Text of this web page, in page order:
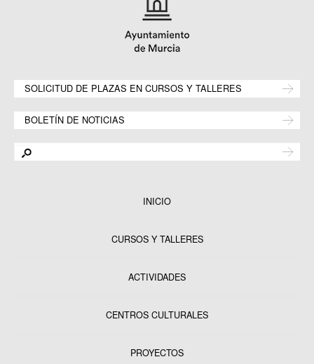
SOLICITUD DE PLAZAS EN CURSOS Y TALLERES
BOLETÍN DE NOTICIAS
INICIO
CURSOS Y TALLERES
ACTIVIDADES
CENTROS CULTURALES
PROYECTOS